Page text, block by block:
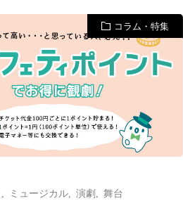
コラム・特集
ミュージカル 演劇 舞台